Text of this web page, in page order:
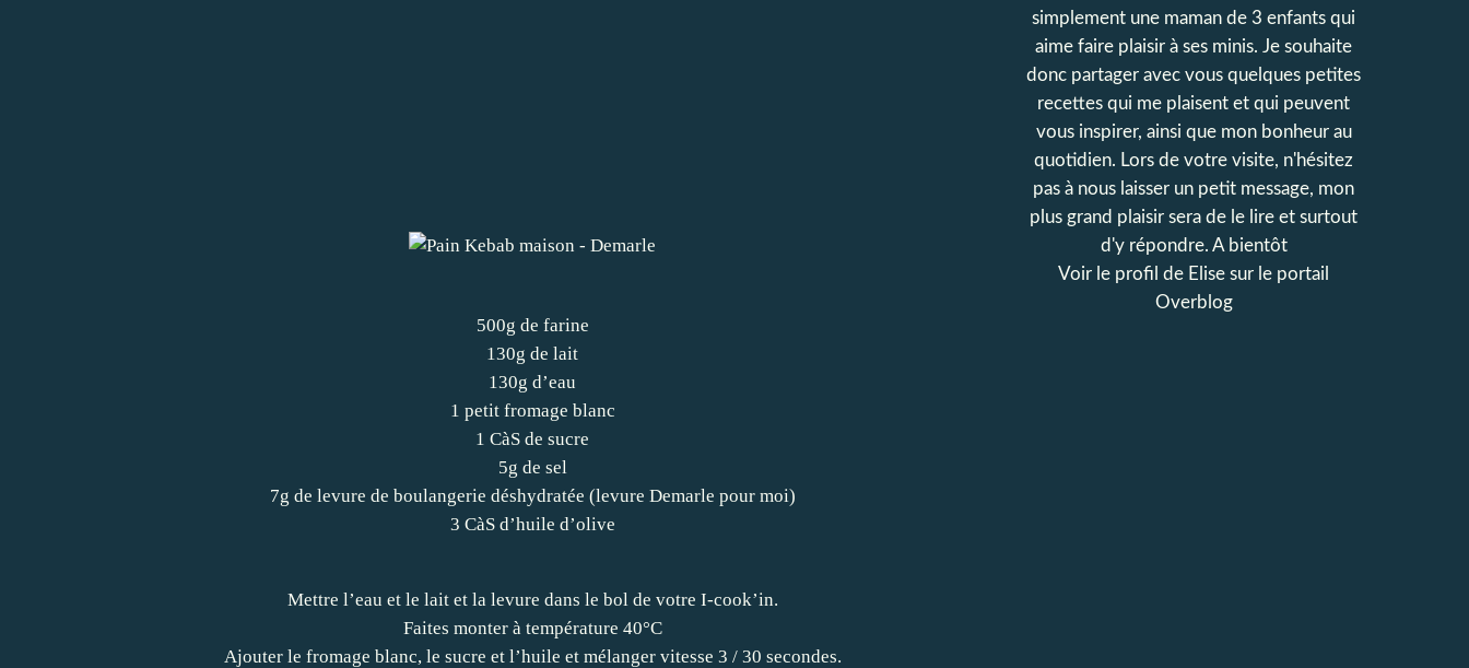
500g de farine
130g de lait
130g d’eau
1 petit fromage blanc
1 CàS de sucre
5g de sel
7g de levure de boulangerie déshydratée (levure Demarle pour moi)
3 CàS d’huile d’olive
Mettre l’eau et le lait et la levure dans le bol de votre I-cook’in.
Faites monter à température 40°C
Ajouter le fromage blanc, le sucre et l’huile et mélanger vitesse 3 / 30 secondes.
simplement une maman de 3 enfants qui
aime faire plaisir à ses minis. Je souhaite
donc partager avec vous quelques petites
recettes qui me plaisent et qui peuvent
vous inspirer, ainsi que mon bonheur au
quotidien. Lors de votre visite, n'hésitez
pas à nous laisser un petit message, mon
plus grand plaisir sera de le lire et surtout
d'y répondre. A bientôt
Voir le profil de Elise sur le portail
Overblog